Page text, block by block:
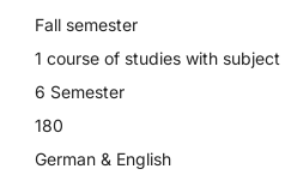
Fall semester
1 course of studies with subject
6 Semester
180
German & English